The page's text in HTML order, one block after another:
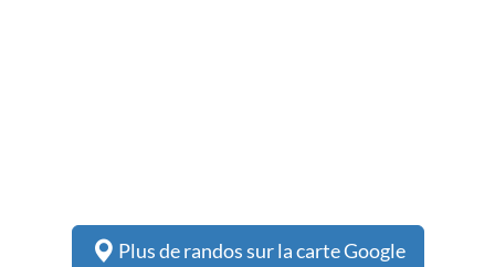
Plus de randos sur la carte Google